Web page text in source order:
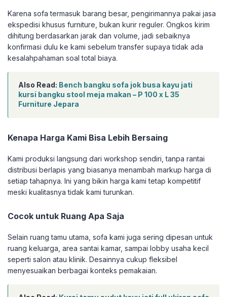
Karena sofa termasuk barang besar, pengirimannya pakai jasa
ekspedisi khusus furniture, bukan kurir reguler. Ongkos kirim
dihitung berdasarkan jarak dan volume, jadi sebaiknya
konfirmasi dulu ke kami sebelum transfer supaya tidak ada
kesalahpahaman soal total biaya.
Also Read: Bench bangku sofa jok busa kayu jati
kursi bangku stool meja makan – P 100 x L 35
Furniture Jepara
Kenapa Harga Kami Bisa Lebih Bersaing
Kami produksi langsung dari workshop sendiri, tanpa rantai
distribusi berlapis yang biasanya menambah markup harga di
setiap tahapnya. Ini yang bikin harga kami tetap kompetitif
meski kualitasnya tidak kami turunkan.
Cocok untuk Ruang Apa Saja
Selain ruang tamu utama, sofa kami juga sering dipesan untuk
ruang keluarga, area santai kamar, sampai lobby usaha kecil
seperti salon atau klinik. Desainnya cukup fleksibel
menyesuaikan berbagai konteks pemakaian.